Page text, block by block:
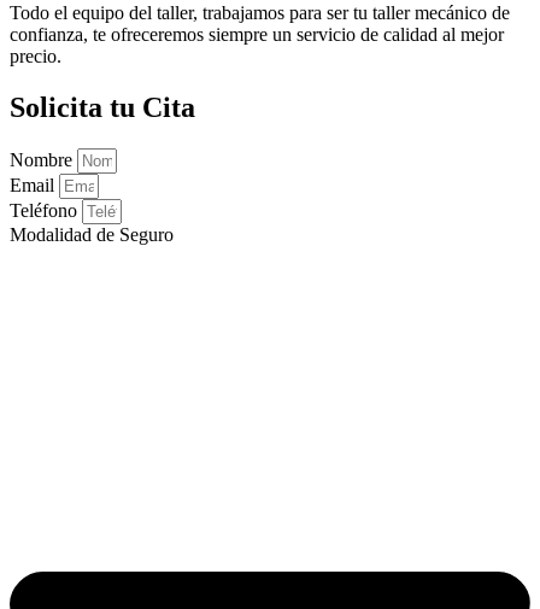
Todo el equipo del taller, trabajamos para ser tu taller mecánico de
confianza, te ofreceremos siempre un servicio de calidad al mejor
precio.
Solicita tu Cita
Nombre
Email
Teléfono
Modalidad de Seguro